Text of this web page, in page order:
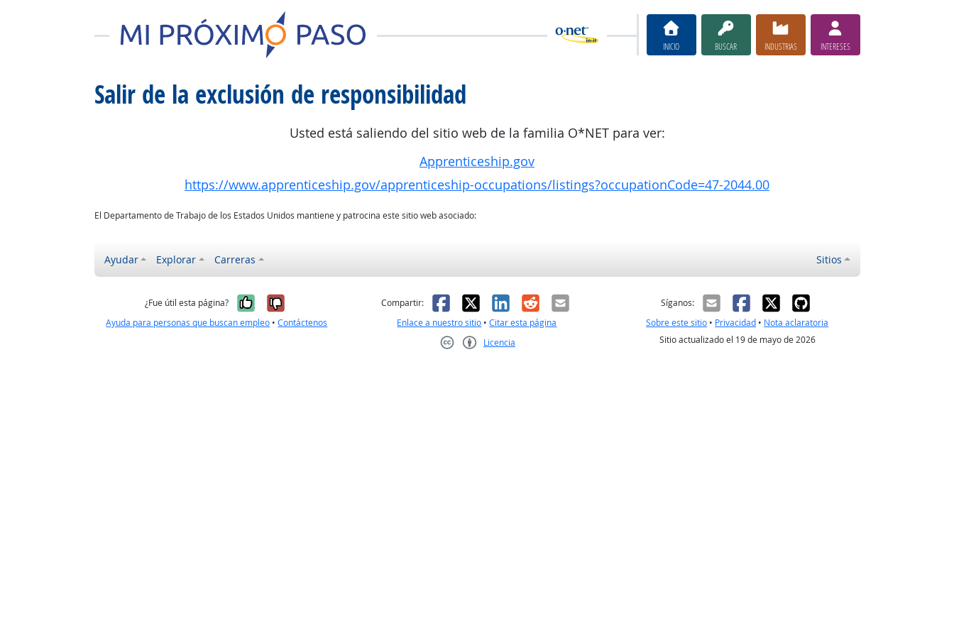
INICIO BUSCAR INDUSTRIAS INTERESES
Salir de la exclusión de responsibilidad
Usted está saliendo del sitio web de la familia O*NET para ver:
Apprenticeship.gov
https://www.apprenticeship.gov/apprenticeship-occupations/listings?occupationCode=47-2044.00
El Departamento de Trabajo de los Estados Unidos mantiene y patrocina este sitio web asociado:
Ayudar Explorar Carreras Sitios
¿Fue útil esta página? Sí, fue útil
No, no fue útil
Ayuda para personas que buscan empleo •Contáctenos
Compartir: Facebook
X LinkedIn
RedditCorreo electrónico
Enlace a nuestro sitio •Citar esta página
Licencia
Síganos:
Sobre este sitio • Privacidad • Nota aclaratoria
Sitio actualizado el 19 de mayo de 2026